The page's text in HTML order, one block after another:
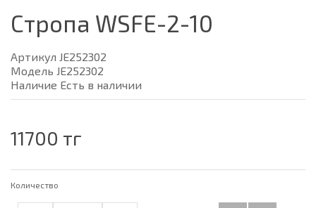
Стропа WSFE-2-10
Артикул JE252302
Модель JE252302
Наличие Есть в наличии
11700 тг
Количество